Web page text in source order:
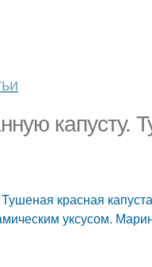
капусту.
красная
уксусом.